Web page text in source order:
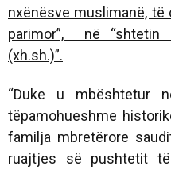
nxënësve muslimanë,
parimor”, në “shtetin
(xh.sh.)”.
“Duke u mbështetur
tëpamohueshme
familja mbretërore
ruajtjes së pushtetit